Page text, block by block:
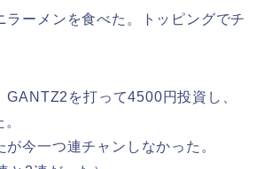
ラーメンを食べた。トッピングでチ
GANTZ2を打って4500円投資し、
が今一つ連チャンしなかった。